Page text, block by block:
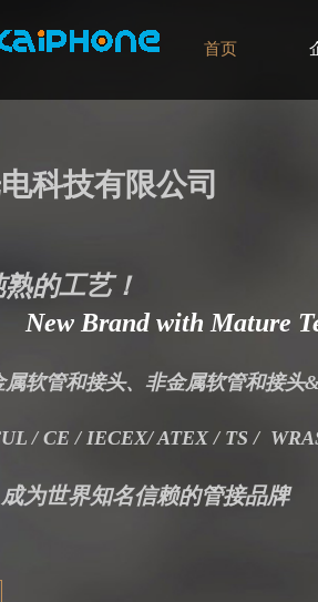
科技有限公司
的工艺！
with Mature
软管和接头、非金属软管和接头
/ CE / IECEX/ ATEX / TS /
成为世界知名信赖的管接品牌
首页